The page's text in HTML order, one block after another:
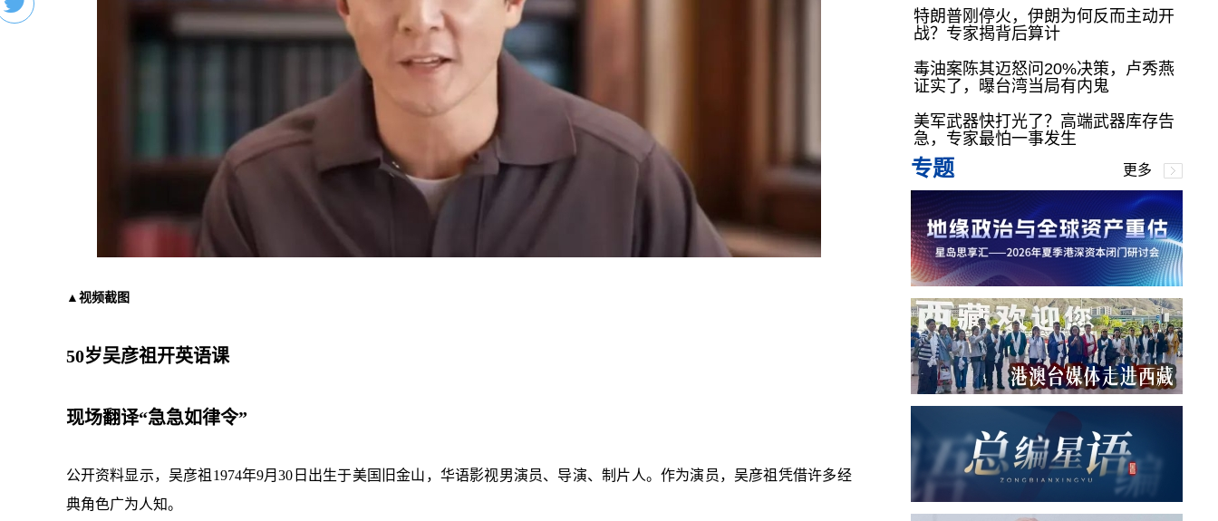
▲视频截图
50岁吴彦祖开英语课
现场翻译“急急如律令”
公开资料显示，吴彦祖1974年9月30日出生于美国旧金山，华语影视男演员、导演、制片人。作为演员，吴彦祖凭借许多经
典角色广为人知。
特朗普刚停火，伊朗为何反而主动开
战？专家揭背后算计
毒油案陈其迈怒问20%决策，卢秀燕
证实了，曝台湾当局有内鬼
美军武器快打光了？高端武器库存告
急，专家最怕一事发生
专题 更多